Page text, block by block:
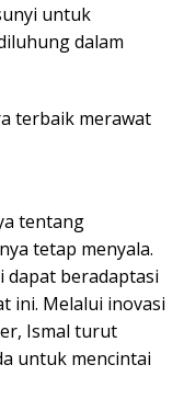
untuk
dalam
terbaik merawat
tentang
tetap menyala.
dapat beradaptasi
ini. Melalui inovasi
Ismal turut
untuk mencintai